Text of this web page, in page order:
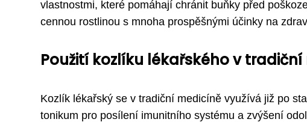
vlastnostmi, které pomáhají chránit buňky před
cennou rostlinou s mnoha prospěšnými účinky na
Použití kozlíku lékařského v
Kozlík lékařský se v tradiční medicíně využívá již po
tonikum pro posílení imunitního systému a zvýšení